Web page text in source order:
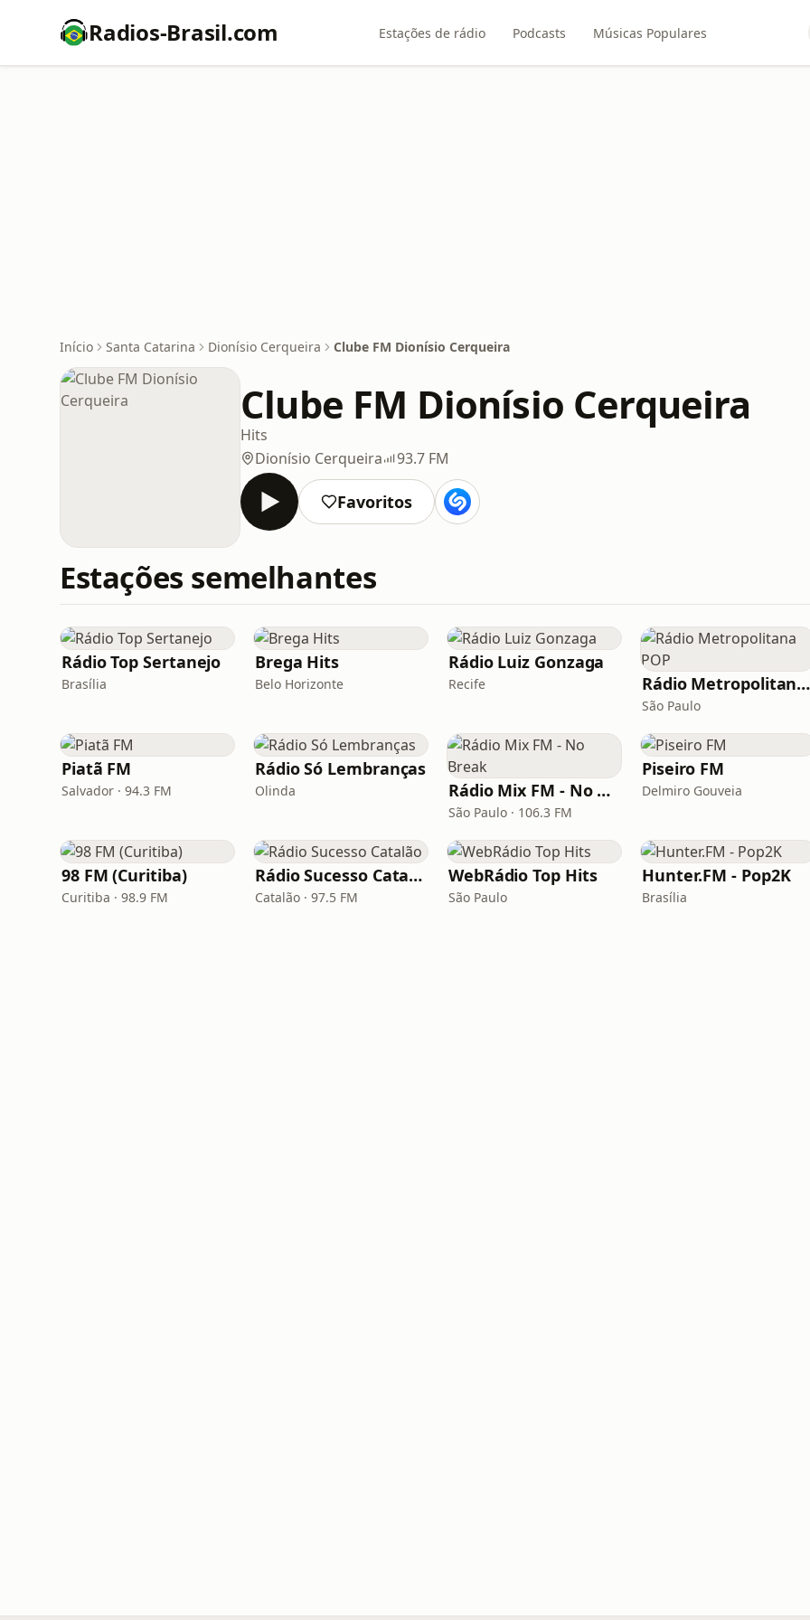
Radios-Brasil.com Estações de rádio Podcasts Músicas Populares
Início Santa Catarina Dionísio Cerqueira Clube FM Dionísio Cerqueira
Clube FM Dionísio Cerqueira
Hits
Dionísio Cerqueira
93.7 FM
Favoritos
Estações semelhantes
Rádio Top Sertanejo
Brasília
Brega Hits
Belo Horizonte
Rádio Luiz Gonzaga
Recife Rádio Metropolitana POP
São Paulo
Piatã FM
Salvador · 94.3 FM
Rádio Só Lembranças
Olinda Rádio Mix FM - No Break
São Paulo · 106.3 FM
Piseiro FM
Delmiro Gouveia
98 FM (Curitiba)
Curitiba · 98.9 FM
Rádio Sucesso Catalão
Catalão · 97.5 FM
WebRádio Top Hits
São Paulo
Hunter.FM - Pop2K
Brasília